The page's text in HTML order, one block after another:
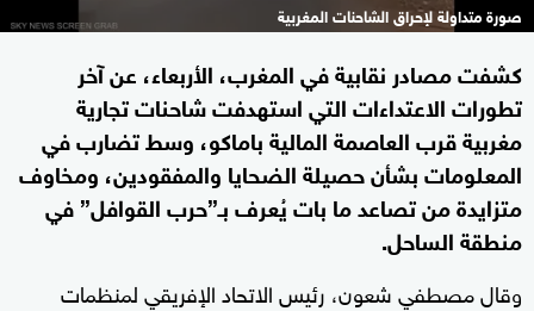
صورة متداولة لإحراق الشاحنات المغربية
كشفت مصادر نقابية في المغرب، الأربعاء، عن آخر
تطورات الاعتداءات التي استهدفت شاحنات تجارية
مغربية قرب العاصمة المالية باماكو، وسط تضارب في
المعلومات بشأن حصيلة الضحايا والمفقودين، ومخاوف
متزايدة من تصاعد ما بات يُعرف بـ”حرب القوافل” في
منطقة الساحل.
وقال مصطفي شعون، رئيس الاتحاد الإفريقي لمنظمات